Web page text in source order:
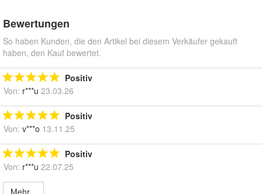
Bewertungen
So haben Kunden, die den Artikel bei diesem Verkäufer gekauft
haben, den Kauf bewertet.
Positiv
Von: r***u 23.03.26
Positiv
Von: v***o 13.11.25
Positiv
Von: r***u 22.07.25